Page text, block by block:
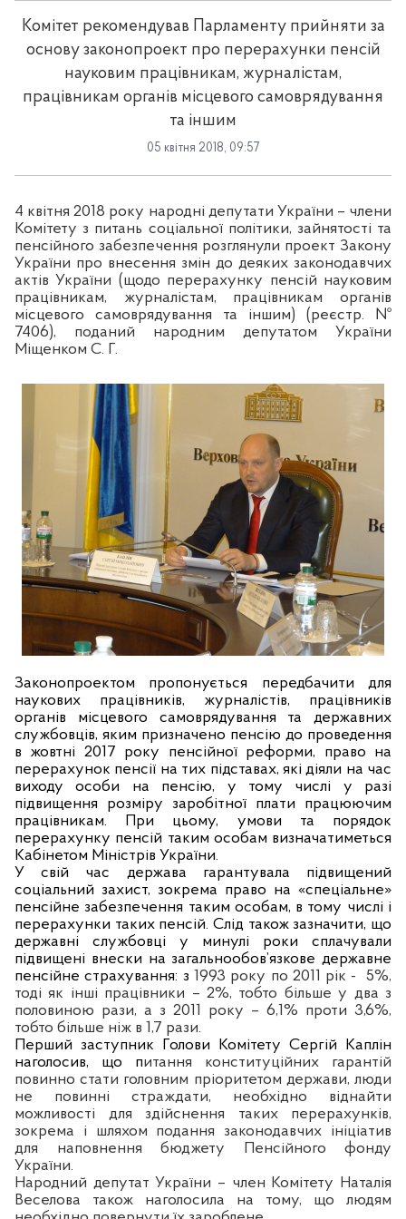
Комітет рекомендував Парламенту прийняти за
основу законопроект про перерахунки пенсій
науковим працівникам, журналістам,
працівникам органів місцевого самоврядування
та іншим
05 квітня 2018, 09:57
4 квітня 2018 року народні депутати України – члени
Комітету з питань соціальної політики, зайнятості та
пенсійного забезпечення розглянули проект Закону
України про внесення змін до деяких законодавчих
актів України (щодо перерахунку пенсій науковим
працівникам, журналістам, працівникам органів
місцевого самоврядування та іншим) (реєстр. №
7406), поданий народним депутатом України
Міщенком С. Г.
Законопроектом пропонується передбачити для
наукових працівників, журналістів, працівників
органів місцевого самоврядування та державних
службовців, яким призначено пенсію до проведення
в жовтні 2017 року пенсійної реформи, право на
перерахунок пенсії на тих підставах, які діяли на час
виходу особи на пенсію, у тому числі у разі
підвищення розміру заробітної плати працюючим
працівникам. При цьому, умови та порядок
перерахунку пенсій таким особам визначатиметься
Кабінетом Міністрів України.
У свій час держава гарантувала підвищений
соціальний захист, зокрема право на «спеціальне»
пенсійне забезпечення таким особам, в тому числі і
перерахунки таких пенсій. Слід також зазначити, що
державні службовці у минулі роки сплачували
підвищені внески на загальнообов’язкове державне
пенсійне страхування: з 1993 року по 2011 рік -
5%,
тоді як інші працівники – 2%, тобто більше у два з
половиною рази, а з 2011 року – 6,1% проти 3,6%,
тобто більше ніж в 1,7 рази.
Перший заступник Голови Комітету Сергій Каплін
наголосив, що питання конституційних гарантій
повинно стати головним пріоритетом держави, люди
не повинні страждати, необхідно віднайти
можливості для здійснення таких перерахунків,
зокрема і шляхом подання законодавчих ініціатив
для наповнення бюджету Пенсійного фонду
України.
Народний депутат України – член Комітету Наталія
Веселова також наголосила на тому, що людям